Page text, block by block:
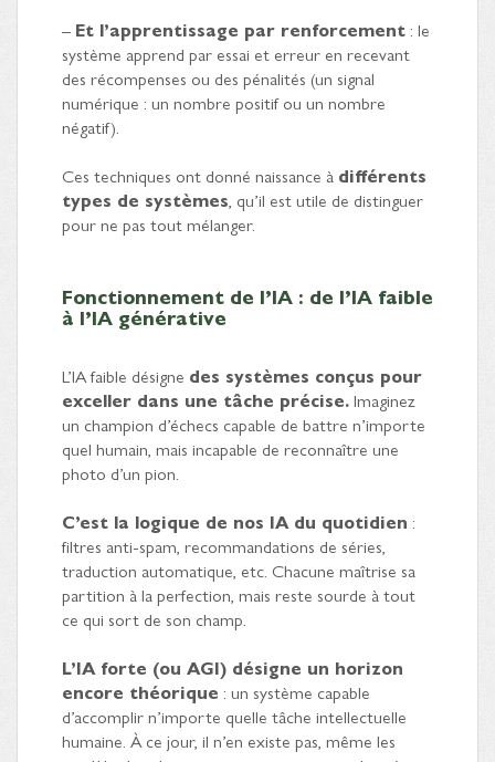
– Et l’apprentissage par renforcement: le
système apprend par essai et erreur en recevant
des récompenses ou des pénalités (un signal
numérique : un nombre positif ou un nombre
négatif).
Ces techniques ont donné naissance à différents
types de systèmes, qu’il est utile de distinguer
pour ne pas tout mélanger.
Fonctionnement de l’IA : de l’IA faible
à l’IA générative
L’IA faible désigne des systèmes conçus pour
exceller dans une tâche précise.Imaginez
un champion d’échecs capable de battre n’importe
quel humain, mais incapable de reconnaître une
photo d’un pion.
C’est la logique de nos IA du quotidien :
filtres anti-spam, recommandations de séries,
traduction automatique, etc. Chacune maîtrise sa
partition à la perfection, mais reste sourde à tout
ce qui sort de son champ.
L’IA forte (ou AGI) désigne un horizon
encore théorique : un système capable
d’accomplir n’importe quelle tâche intellectuelle
humaine. À ce jour, il n’en existe pas, même les